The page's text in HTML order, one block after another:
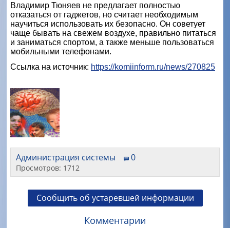
Владимир Тюняев не предлагает полностью
отказаться от гаджетов, но считает необходимым
научиться использовать их безопасно. Он советует
чаще бывать на свежем воздухе, правильно питаться
и заниматься спортом, а также меньше пользоваться
мобильными телефонами.
Ссылка на источник: https://komiinform.ru/news/270825
Администрация системы 0
Просмотров: 1712
Сообщить об устаревшей информации
Комментарии